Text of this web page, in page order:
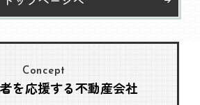
Concept
を応援する不動産会社